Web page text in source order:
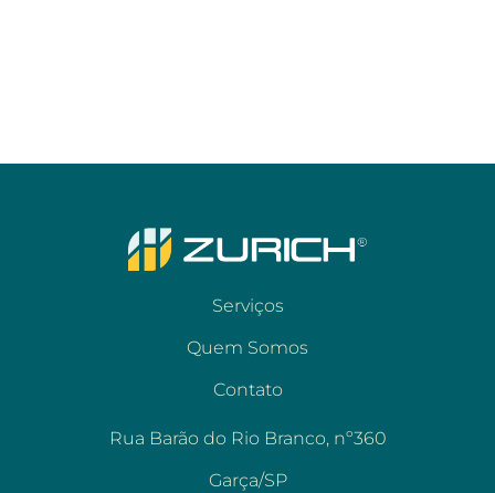
Serviços
Quem Somos
Contato
Rua Barão do Rio Branco, nº360
Garça/SP